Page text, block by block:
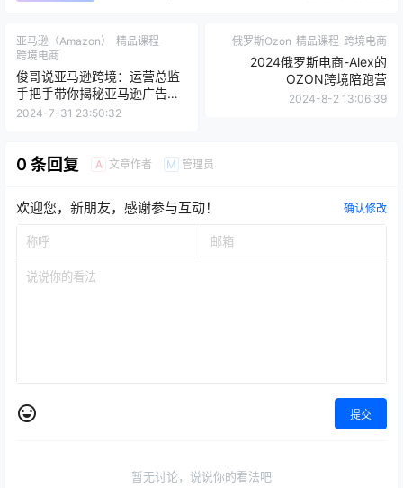
亚马逊（Amazon）
精品课程
跨境电商
俊哥说亚马逊跨境：运营总监
手把手带你揭秘亚马逊广告的
底层逻辑
2024-7-31 23:50:32
俄罗斯Ozon 精品课程 跨境电商
2024俄罗斯电商-Alex的
OZON跨境陪跑营
2024-8-2 13:06:39
0 条回复 A 文章作者 M 管理员
欢迎您，新朋友，感谢参与互动！ 确认修改
提交
暂无讨论，说说你的看法吧